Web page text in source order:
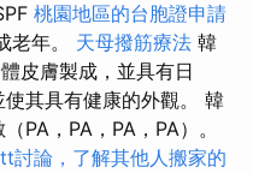
桃園地區的台胞證申請
老年。 天母撥筋療法 韓
皮膚製成，並具有日
其具有健康的外觀。 韓
PA，PA，PA，PA）。
討論，了解其他人搬家的